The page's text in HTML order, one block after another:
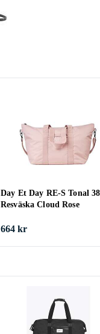
Day Et Day RE-S Tonal
Resväska Cloud Rose
664 kr